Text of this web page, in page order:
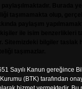
Sayılı Kanun gereğince
(BTK) tarafından